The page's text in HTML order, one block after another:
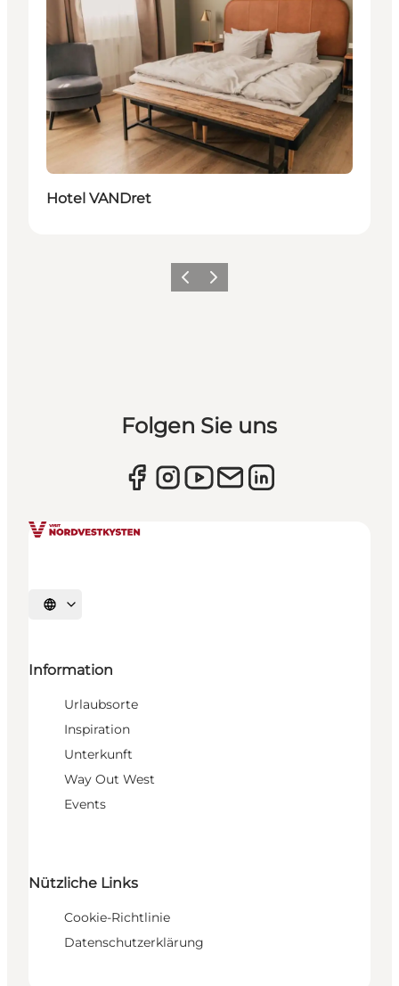
Hotel VANDret
ZurückWeiter
Folgen Sie uns
Sprache auswählen
Information
Urlaubsorte
Inspiration
Unterkunft
Way Out West
Events
Nützliche Links
Cookie-Richtlinie
Datenschutzerklärung